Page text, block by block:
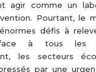
agir comme un
Pourtant, le
défis à
à tous les
les secteurs
par une